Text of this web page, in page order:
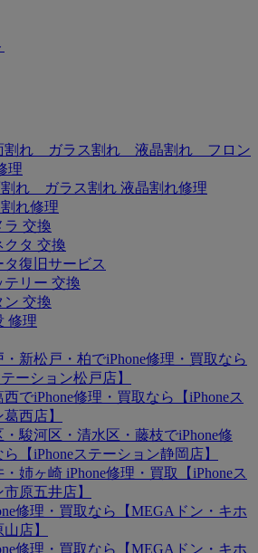
割れ ガラス割れ 液晶割れ フロン
理
割れ ガラス割れ 液晶割れ修理
れ修理
ラ 交換
クタ 交換
タ復旧サービス
テリー 交換
ン 交換
修理
新松戸・柏でiPhone修理・買取なら
テーション松戸店】
でiPhone修理・買取なら【iPhoneス
西店】
駿河区・清水区・藤枝でiPhone修
【iPhoneステーション静岡店】
姉ヶ崎 iPhone修理・買取【iPhoneス
原五井店】
修理・買取なら【MEGAドン・キホ
店】
修理・買取なら【MEGAドン・キホ